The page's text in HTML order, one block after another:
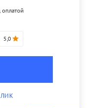
5,0